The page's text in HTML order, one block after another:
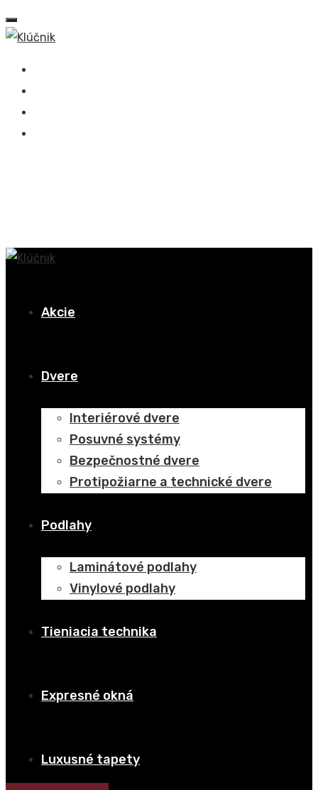
Akcie
Dvere
Interiérové dvere
Posuvné systémy
Bezpečnostné dvere
Protipožiarne a technické dvere
Podlahy
Laminátové podlahy
Vinylové podlahy
Tieniacia technika
Expresné okná
Luxusné tapety